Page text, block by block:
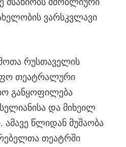
ვარსკვლავი
რუსთაველის
თეატრალური
განყოფილება
და მიხეილ
ამავე წლიდან მუშაობა
თეატრში